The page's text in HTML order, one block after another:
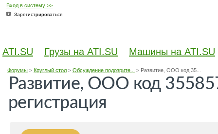
Вход в систему >>
Зарегистрироваться
ATI.SU Грузы на ATI.SU Машины на ATI.SU
Форумы> Круглый стол> Обсуждение подозрите... > Развитие, ООО код 35...
Развитие, ООО код
регистрация